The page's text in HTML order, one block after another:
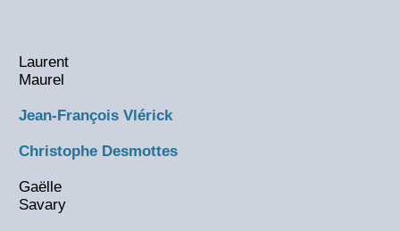
Laurent
Maurel
Jean-François Vlérick
Christophe Desmottes
Gaëlle
Savary